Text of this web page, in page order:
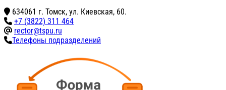
634061 г. Томск, ул. Киевская, 60.
+7 (3822) 311 464
rector@tspu.ru
Телефоны подразделений